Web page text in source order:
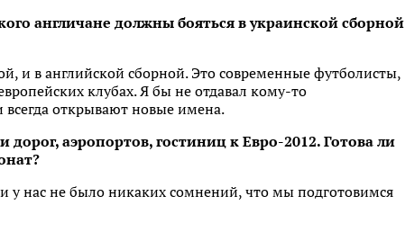
англичане должны бояться в украинской сборной
и в английской сборной. Это современные футболисты,
клубах. Я бы не отдавал кому-то
открывают новые имена.
аэропортов, гостиниц к Евро-2012. Готова ли
у нас не было никаких сомнений, что мы подготовимся